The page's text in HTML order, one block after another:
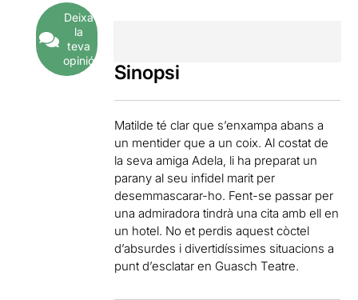
Deixa
la
teva
opinió
Sinopsi
Matilde té clar que s’enxampa abans a
un mentider que a un coix. Al costat de
la seva amiga Adela, li ha preparat un
parany al seu infidel marit per
desemmascarar-ho. Fent-se passar per
una admiradora tindrà una cita amb ell en
un hotel. No et perdis aquest còctel
d’absurdes i divertidíssimes situacions a
punt d’esclatar en Guasch Teatre.